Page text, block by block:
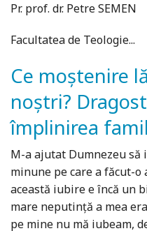
Pr. prof. dr. Petre SEMEN
Facultatea de Teologie...
Ce moștenire
noștri?
împlinirea
M-a ajutat Dumnezeu să
minune pe care a făcut-o
această iubire e încă un
mare neputință a mea
pe mine nu mă iubeam,